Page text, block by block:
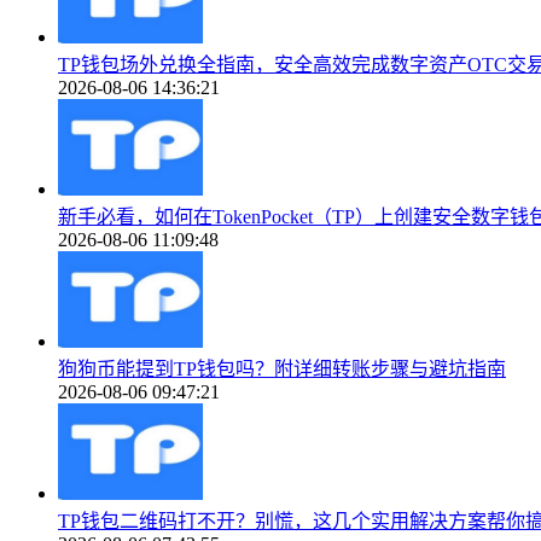
TP钱包场外兑换全指南，安全高效完成数字资产OTC交
2026-08-06 14:36:21
新手必看，如何在TokenPocket（TP）上创建安全数字钱
2026-08-06 11:09:48
狗狗币能提到TP钱包吗？附详细转账步骤与避坑指南
2026-08-06 09:47:21
TP钱包二维码打不开？别慌，这几个实用解决方案帮你